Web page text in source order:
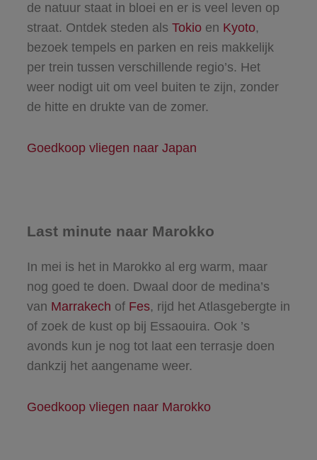
de natuur staat in bloei en er is veel leven op
straat. Ontdek steden als Tokioen Kyoto,
bezoek tempels en parken en reis makkelijk
per trein tussen verschillende regio’s. Het
weer nodigt uit om veel buiten te zijn, zonder
de hitte en drukte van de zomer.
Goedkoop vliegen naar Japan
Last minute naar Marokko
In mei is het in Marokko al erg warm, maar
nog goed te doen. Dwaal door de medina’s
van Marrakech of Fes, rijd het Atlasgebergte in
of zoek de kust op bij Essaouira. Ook ’s
avonds kun je nog tot laat een terrasje doen
dankzij het aangename weer.
Goedkoop vliegen naar Marokko